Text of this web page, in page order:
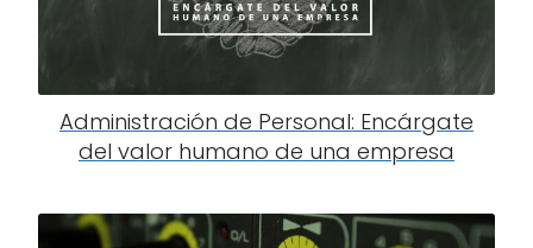
Administración de Personal: Encárgate
del valor humano de una empresa